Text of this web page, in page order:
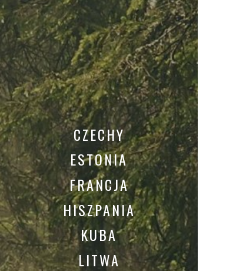
CZECHY
ESTONIA
FRANCJA
HISZPANIA
KUBA
LITWA